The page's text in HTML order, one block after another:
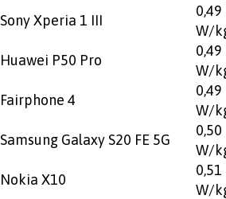
Sony Xperia 1 III
0,49
W/
Huawei P50 Pro
0,49
W/
Fairphone 4
0,49
W/
Samsung Galaxy S20 FE 5G
0,50
W/
Nokia X10
0,51
W/